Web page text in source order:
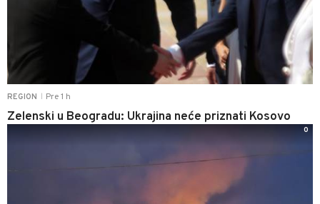
REGION Pre 1 h
Zelenski u Beogradu: Ukrajina neće priznati Kosovo
0